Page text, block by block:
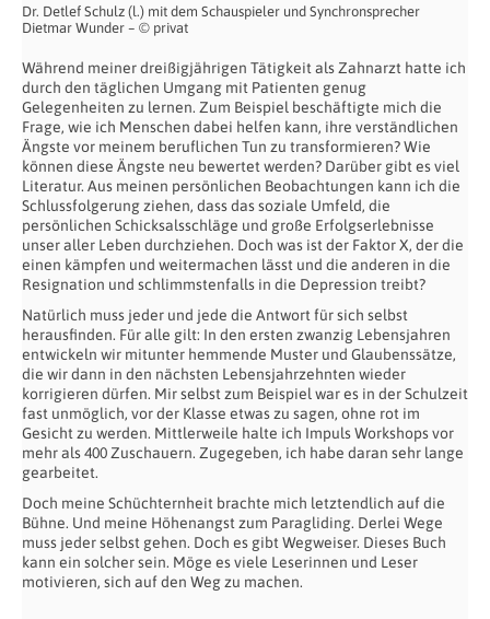
Dr. Detlef Schulz (l.) mit dem Schauspieler und Synchronsprecher
Dietmar Wunder – © privat
Während meiner dreißigjährigen Tätigkeit als Zahnarzt hatte ich
durch den täglichen Umgang mit Patienten genug
Gelegenheiten zu lernen. Zum Beispiel beschäftigte mich die
Frage, wie ich Menschen dabei helfen kann, ihre verständlichen
Ängste vor meinem beruflichen Tun zu transformieren? Wie
können diese Ängste neu bewertet werden? Darüber gibt es viel
Literatur. Aus meinen persönlichen Beobachtungen kann ich die
Schlussfolgerung ziehen, dass das soziale Umfeld, die
persönlichen Schicksalsschläge und große Erfolgserlebnisse
unser aller Leben durchziehen. Doch was ist der Faktor X, der die
einen kämpfen und weitermachen lässt und die anderen in die
Resignation und schlimmstenfalls in die Depression treibt?
Natürlich muss jeder und jede die Antwort für sich selbst
herausfinden. Für alle gilt: In den ersten zwanzig Lebensjahren
entwickeln wir mitunter hemmende Muster und Glaubenssätze,
die wir dann in den nächsten Lebensjahrzehnten wieder
korrigieren dürfen. Mir selbst zum Beispiel war es in der Schulzeit
fast unmöglich, vor der Klasse etwas zu sagen, ohne rot im
Gesicht zu werden. Mittlerweile halte ich Impuls Workshops vor
mehr als 400 Zuschauern. Zugegeben, ich habe daran sehr lange
gearbeitet.
Doch meine Schüchternheit brachte mich letztendlich auf die
Bühne. Und meine Höhenangst zum Paragliding. Derlei Wege
muss jeder selbst gehen. Doch es gibt Wegweiser. Dieses Buch
kann ein solcher sein. Möge es viele Leserinnen und Leser
motivieren, sich auf den Weg zu machen.